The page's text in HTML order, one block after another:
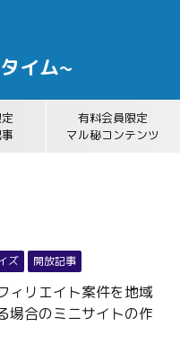
イム~
有料会員限定
マル秘コンテンツ
ズ 開放記事
ィリエイト案件を地域
場合のミニサイトの作